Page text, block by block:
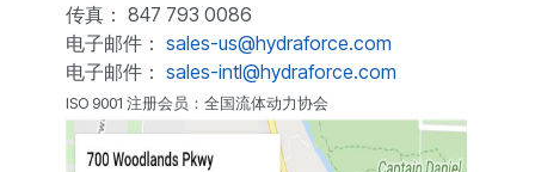
传真： 847 793 0086
电子邮件： sales-us@hydraforce.com
电子邮件： sales-intl@hydraforce.com
ISO 9001 注册会员：全国流体动力协会